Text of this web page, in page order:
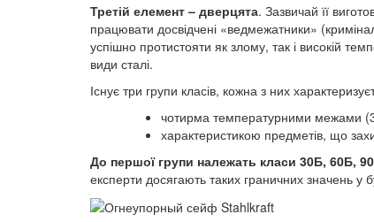
Третій елемент – дверцята. Зазвичай її
працювати досвідчені «ведмежатники»
успішно протистояти як злому, так і високій
види сталі.
Існує три групи класів, кожна з них
чотирма температурними межами
характеристикою предметів, що
До першої групи належать класи 30Б, 60Б,
експерти досягають таких граничних значень у